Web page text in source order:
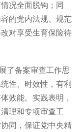
况全面脱钩；同
的党内法规、规范
对享受生育保险待
了备案审查工作思
性、时效性，有利
效能。实践表明，
理和专项审查工
同，保证党中央精